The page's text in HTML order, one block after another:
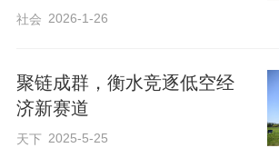
社会 2026-1-26
聚链成群，衡水竞逐低空经
济新赛道
天下 2025-5-25